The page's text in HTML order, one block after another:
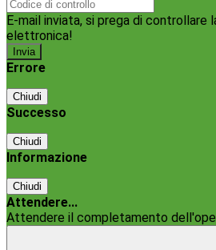
E-mail inviata, si prega di controllare
elettronica!
Errore
Chiudi
Successo
Chiudi
Informazione
Chiudi
Attendere...
Attendere il completamento